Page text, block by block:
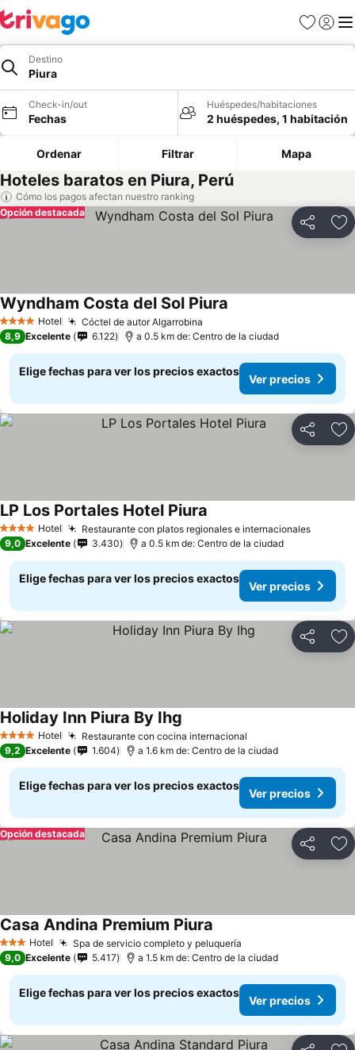
Favoritos
Iniciar
Destino
Piura
Check-in/out
Fechas
Huéspedes/habitaciones
2 huéspedes, 1 habitación
Ordenar Filtrar Mapa
Hoteles baratos en Piura, Perú
Cómo los pagos afectan nuestro ranking
Compartir
Opción destacada
4 EstrellasHotel Cóctel de autor Algarrobina
Wyndham Costa del Sol Piura
8,9 Excelente 6.122 a 0.5 km de: Centro de la ciudad
Elige fechas para ver los precios exactos
Ver precios
Compartir
4 EstrellasHotel Restaurante con platos regionales e internacionales
LP Los Portales Hotel Piura
9,0 Excelente 3.430 a 0.5 km de: Centro de la ciudad
Elige fechas para ver los precios exactos
Ver precios
Compartir
4 EstrellasHotel Restaurante con cocina internacional
Holiday Inn Piura By Ihg
9,2 Excelente 1.604 a 1.6 km de: Centro de la ciudad
Elige fechas para ver los precios exactos
Ver precios
Compartir
Opción destacada
3 Estrellas
Hotel Spa de servicio completo y peluquería
Casa Andina Premium Piura
9,0 Excelente 5.417 a 1.5 km de: Centro de la ciudad
Elige fechas para ver los precios exactos
Ver precios